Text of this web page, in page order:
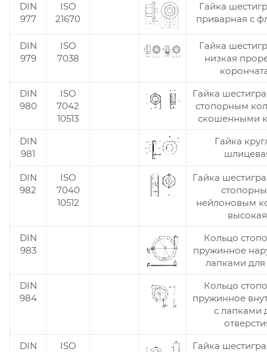
DIN
977
ISO
21670
Гайка
приварная с
DIN
979
ISO
7038
Гайка
низкая
DIN
980
ISO
7042
10513
Гайка
стопорным
скошенными
DIN
981
Гайка
DIN
982
ISO
7040
10512
Гайка
нейлоновым
высокая
DIN
983
Кольцо
пружинное
лапками для
DIN
984
Кольцо
пружинное
с лапками
DIN
ISO
Гайка